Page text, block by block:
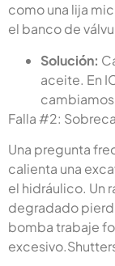
como una lija
el banco de
Solución:
aceite. En
Falla #2:
Una pregunta
calienta una
el hidráulico. Un
degradado
bomba trabaje